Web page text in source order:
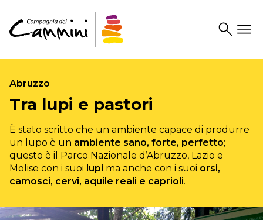
SearchDrawer
Abruzzo
Tra lupi e pastori
È stato scritto che un ambiente capace di produrre
un lupo è un ambiente sano, forte, perfetto;
questo è il Parco Nazionale d’Abruzzo, Lazio e
Molise con i suoi lupi ma anche con i suoi orsi,
camosci, cervi, aquile reali e caprioli.